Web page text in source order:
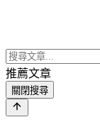
推薦文章
關閉搜尋